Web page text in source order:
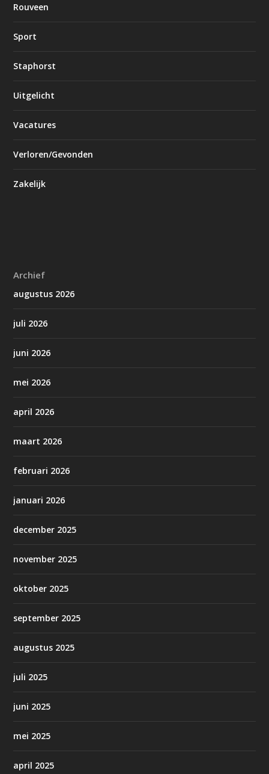
Rouveen
Sport
Staphorst
Uitgelicht
Vacatures
Verloren/Gevonden
Zakelijk
Archief
augustus 2026
juli 2026
juni 2026
mei 2026
april 2026
maart 2026
februari 2026
januari 2026
december 2025
november 2025
oktober 2025
september 2025
augustus 2025
juli 2025
juni 2025
mei 2025
april 2025